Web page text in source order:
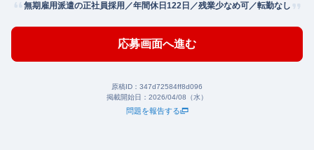
無期雇用派遣の正社員採用／年間休日122日／残業少なめ可／転勤なし
応募画面へ進む
原稿ID： 347d72584ff8d096
掲載開始日： 2026/04/08（水）
問題を報告する